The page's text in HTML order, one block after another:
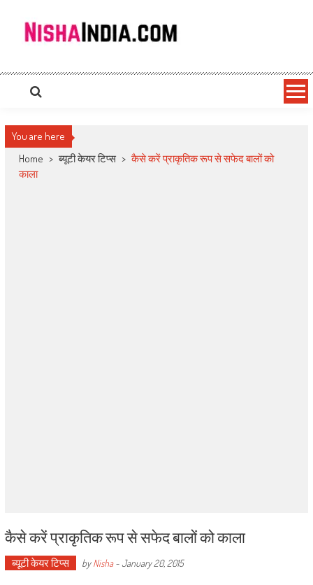
Nishaindia.com
You are here
Home > ब्यूटी केयर टिप्स > कैसे करें प्राकृतिक रूप से सफेद बालों को
काला
कैसे करें प्राकृतिक रूप से सफेद बालों को काला
ब्यूटी केयर टिप्स byNisha-January 20, 2015